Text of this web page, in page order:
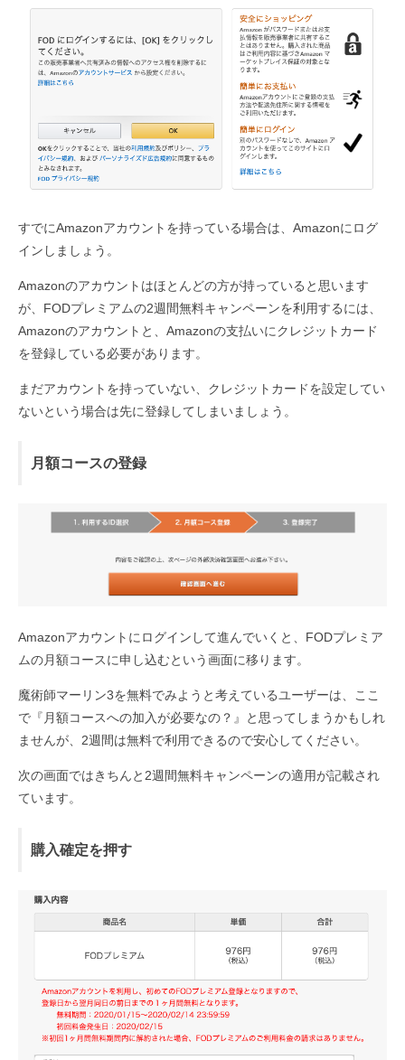
すでにAmazonアカウントを持っている場合は、Amazonにログ
インしましょう。
Amazonのアカウントはほとんどの方が持っていると思います
が、FODプレミアムの2週間無料キャンペーンを利用するには、
Amazonのアカウントと、Amazonの支払いにクレジットカード
を登録している必要があります。
まだアカウントを持っていない、クレジットカードを設定してい
ないという場合は先に登録してしまいましょう。
月額コースの登録
Amazonアカウントにログインして進んでいくと、FODプレミア
ムの月額コースに申し込むという画面に移ります。
魔術師マーリン3を無料でみようと考えているユーザーは、ここ
で『月額コースへの加入が必要なの？』と思ってしまうかもしれ
ませんが、2週間は無料で利用できるので安心してください。
次の画面ではきちんと2週間無料キャンペーンの適用が記載され
ています。
購入確定を押す